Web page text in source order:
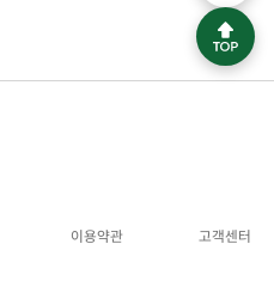
이용약관 고객센터